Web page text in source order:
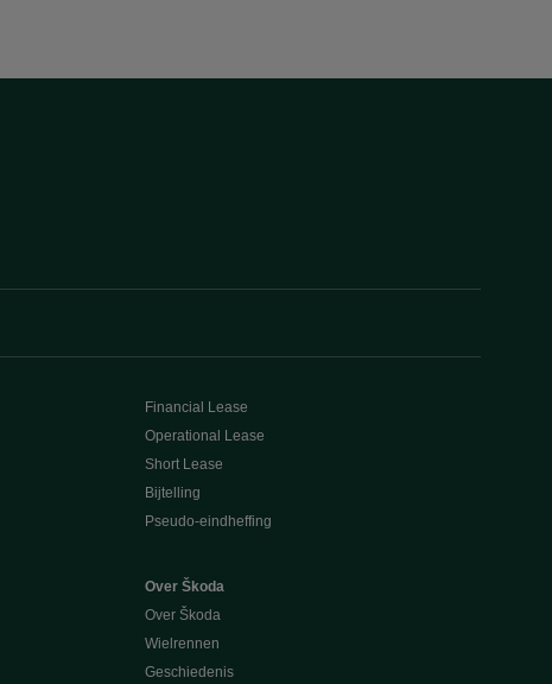
Financial Lease
Operational Lease
Short Lease
Bijtelling
Pseudo-eindheffing
Over Škoda
Over Škoda
Wielrennen
Geschiedenis